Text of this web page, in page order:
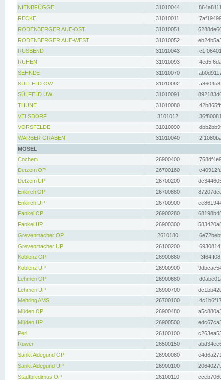
NIENBRÜGGE
31010044
RECKE
31010011
RODENBERGER AUE-OST
31010051
RODENBERGER AUE-WEST
31010052
RUSBEND
31010043
RÜHEN
31010093
SEHNDE
31010070
SÜLFELD OW
31010092
SÜLFELD UW
31010091
THUNE
31010080
VELSDORF
3101012
VORSFELDE
31010090
WARBER GRABEN
31010040
MOSEL
Cochem
26900400
Detzem OP
26700180
Detzem UP
26700200
Enkirch OP
26700880
Enkirch UP
26700900
Fankel OP
26900280
Fankel UP
26900300
Grevenmacher OP
2610180
Grevenmacher UP
26100200
Koblenz OP
26900880
Koblenz UP
26900900
Lehmen OP
26900680
Lehmen UP
26900700
Mehring AMS
26700100
Müden OP
26900480
Müden UP
26900500
Perl
26100100
Ruwer
26500150
Sankt Aldegund OP
26900080
Sankt Aldegund UP
26900100
Stadtbredimus OP
26100110